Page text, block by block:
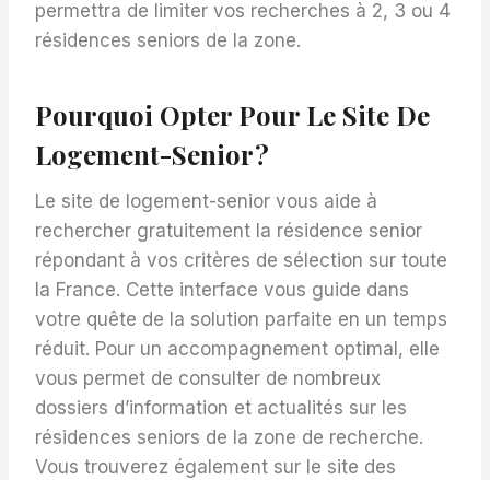
permettra de limiter vos recherches à 2, 3 ou 4
résidences seniors de la zone.
Pourquoi Opter Pour Le Site De
Logement-Senior ?
Le site de logement-senior vous aide à
rechercher gratuitement la résidence senior
répondant à vos critères de sélection sur toute
la France. Cette interface vous guide dans
votre quête de la solution parfaite en un temps
réduit. Pour un accompagnement optimal, elle
vous permet de consulter de nombreux
dossiers d’information et actualités sur les
résidences seniors de la zone de recherche.
Vous trouverez également sur le site des